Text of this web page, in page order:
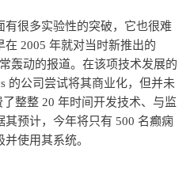
有很多实验性的突破，它也很难
2005 年就对当时新推出的
轰动的报道。在该项技术发展的
的公司尝试将其商业化，但并未
了整整 20 年时间开发技术、与监
预计，今年将只有 500 名癫痫
使用其系统。